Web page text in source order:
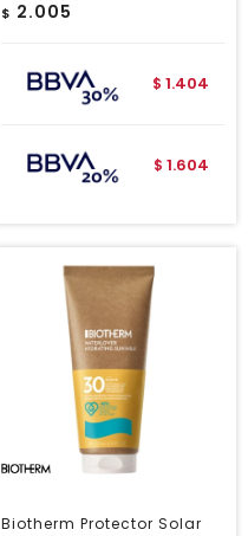
$ 2.005
$ 1.404
$ 1.604
Biotherm Protector Solar